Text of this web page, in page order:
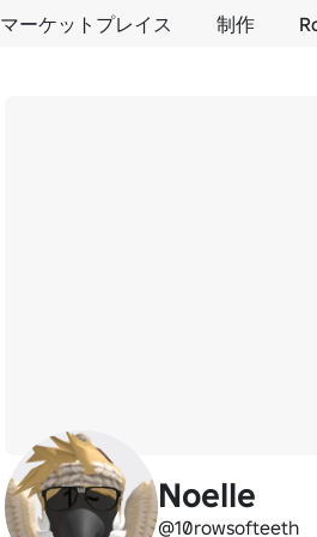
マーケットプレイス 制作
Noelle
@10rowsofteeth